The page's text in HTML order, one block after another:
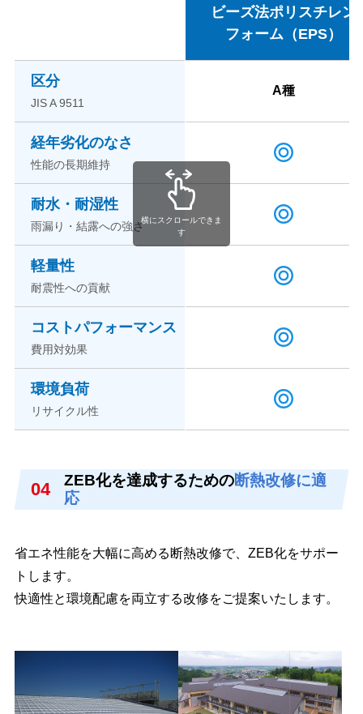
ビーズ法ポリスチレン
フォーム（EPS）
区分
JIS A 9511
A種
経年劣化のなさ
性能の長期維持
耐水・耐湿性
雨漏り・結露への強さ
軽量性
耐震性への貢献
コストパフォーマンス
費用対効果
環境負荷
リサイクル性
横にスクロールできま
す
04 ZEB化を達成するための断熱改修に適
応
省エネ性能を大幅に高める断熱改修で、ZEB化をサポー
トします。
快適性と環境配慮を両立する改修をご提案いたします。